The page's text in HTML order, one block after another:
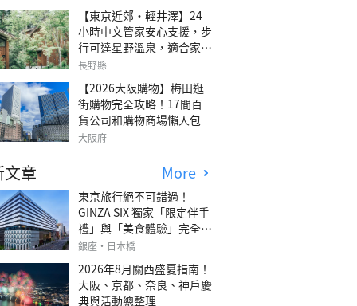
【東京近郊・輕井澤】24
小時中文管家安心支援，步
行可達星野溫泉，適合家庭
旅行、三代同遊與紀念日的
澤森四季VILLA」
長野縣
【2026大阪購物】梅田逛
街購物完全攻略！17間百
貨公司和購物商場懶人包
大阪府
章 More
東京旅行絕不可錯過！
GINZA SIX 獨家「限定伴手
禮」與「美食體驗」完全指
南
銀座・日本橋
2026年8月關西盛夏指南！
大阪、京都、奈良、神戶慶
典與活動總整理